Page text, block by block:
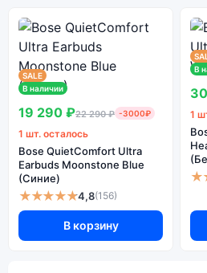
SALE
В наличии
19 290 ₽22 290 ₽ -3000₽
1 шт. осталось
Bose QuietComfort Ultra
Earbuds Moonstone Blue
(Синие)
★★★★★4,8(156)
В корзину
В
1